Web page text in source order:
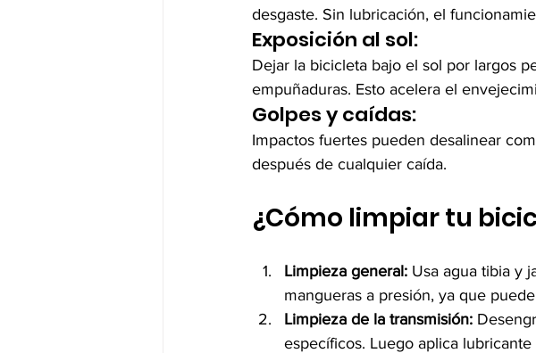
desgaste. Sin lubricación, el
Exposición al sol:
Dejar la bicicleta bajo el sol por largos
empuñaduras. Esto acelera el
Golpes y caídas:
Impactos fuertes pueden desalinear
después de cualquier caída.
¿Cómo limpiar tu
Limpieza general: Usa agua tibia y
mangueras a presión, ya que
Limpieza de la transmisión:
específicos. Luego aplica